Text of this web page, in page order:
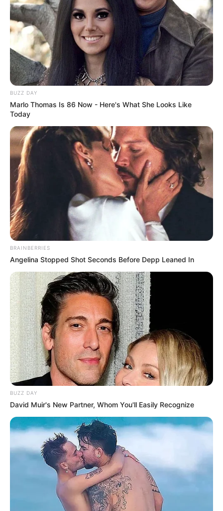
BUZZ DAY
Marlo Thomas Is 86 Now - Here's What She Looks Like
Today
BRAINBERRIES
Angelina Stopped Shot Seconds Before Depp Leaned In
BUZZ DAY
David Muir's New Partner, Whom You'll Easily Recognize